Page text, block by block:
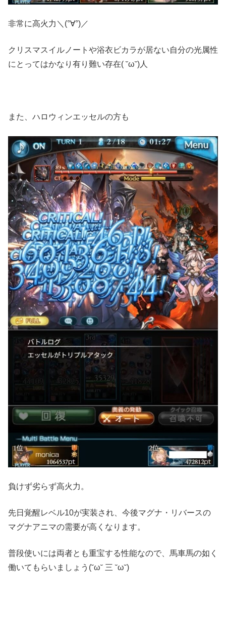
非常に高火力＼(°∀°)／
クリスマスイルノートや浴衣ビカラが居ない自分の光属性
にとってはかなり有り難い存在( ˘ω˘)人
また、ハロウィンエッセルの方も
負けず劣らず高火力。
先日覚醒レベル10が実装され、今後マグナ・リバースの
マグナアニマの需要が高くなります。
普段使いには両者とも重宝する性能なので、馬車馬の如く
働いてもらいましょう(˘ω˘ 三 ˘ω˘)